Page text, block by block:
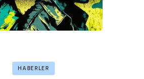
HABERLER